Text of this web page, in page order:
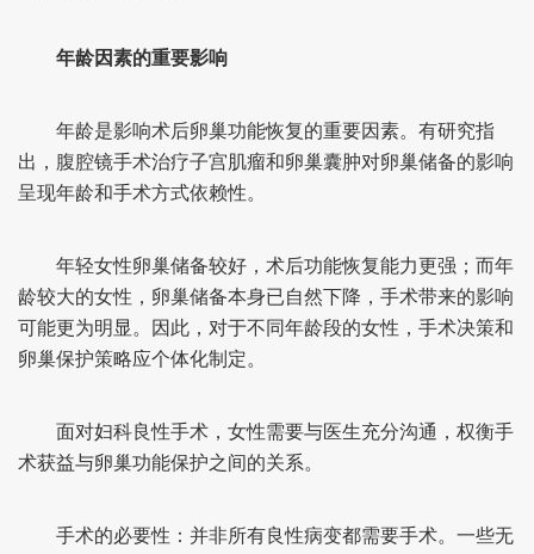
年龄因素的重要影响
年龄是影响术后卵巢功能恢复的重要因素。有研究指
出，腹腔镜手术治疗子宫肌瘤和卵巢囊肿对卵巢储备的影响
呈现年龄和手术方式依赖性。
年轻女性卵巢储备较好，术后功能恢复能力更强；而年
龄较大的女性，卵巢储备本身已自然下降，手术带来的影响
可能更为明显。因此，对于不同年龄段的女性，手术决策和
卵巢保护策略应个体化制定。
面对妇科良性手术，女性需要与医生充分沟通，权衡手
术获益与卵巢功能保护之间的关系。
手术的必要性：并非所有良性病变都需要手术。一些无